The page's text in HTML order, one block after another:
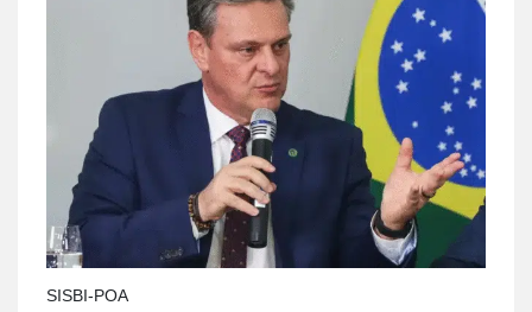
SISBI-POA